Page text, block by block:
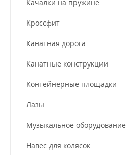
Качалки на пружине
Кроссфит
Канатная дорога
Канатные конструкции
Контейнерные площадки
Лазы
Музыкальное оборудование
Навес для колясок